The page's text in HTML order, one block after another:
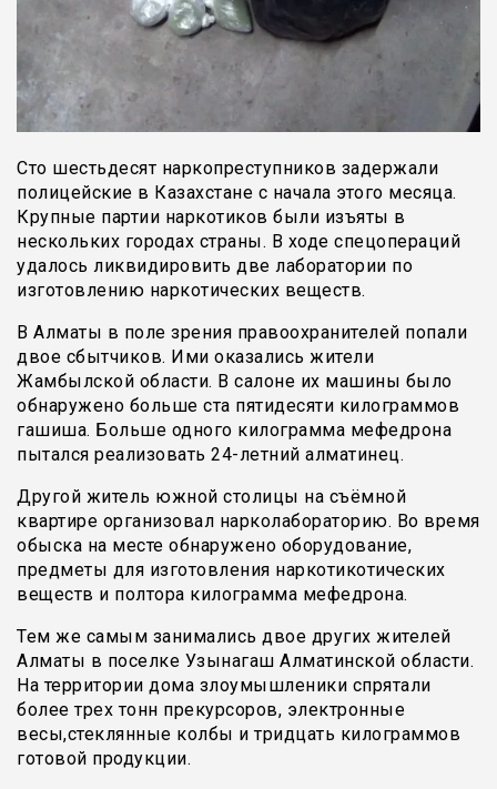
Сто шестьдесят наркопреступников задержали
полицейские в Казахстане с начала этого месяца.
Крупные партии наркотиков были изъяты в
нескольких городах страны. В ходе спецопераций
удалось ликвидировить две лаборатории по
изготовлению наркотических веществ.
В Алматы в поле зрения правоохранителей попали
двое сбытчиков. Ими оказались жители
Жамбылской области. В салоне их машины было
обнаружено больше ста пятидесяти килограммов
гашиша. Больше одного килограмма мефедрона
пытался реализовать 24-летний алматинец.
Другой житель южной столицы на съёмной
квартире организовал нарколабораторию. Во время
обыска на месте обнаружено оборудование,
предметы для изготовления наркотикотических
веществ и полтора килограмма мефедрона.
Тем же самым занимались двое других жителей
Алматы в поселке Узынагаш Алматинской области.
На территории дома злоумышленики спрятали
более трех тонн прекурсоров, электронные
весы,стеклянные колбы и тридцать килограммов
готовой продукции.